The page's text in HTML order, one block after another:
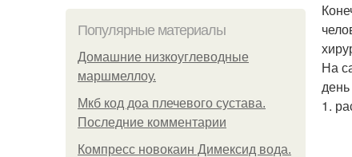
Популярные материалы
Домашние низкоуглеводные
маршмеллоу.
Мкб код доа плечевого сустава.
Последние комментарии
Компресс новокаин Димексид вода.
На
1.